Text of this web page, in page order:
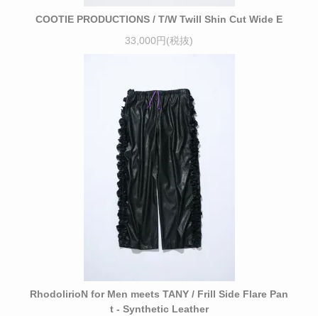
COOTIE PRODUCTIONS / T/W Twill Shin Cut Wide E
33,000円(税抜)
RhodolirioN for Men meets TANY / Frill Side Flare Pan
t - Synthetic Leather